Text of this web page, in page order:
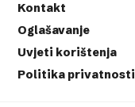
Kontakt
Oglašavanje
Uvjeti korištenja
Politika privatnosti